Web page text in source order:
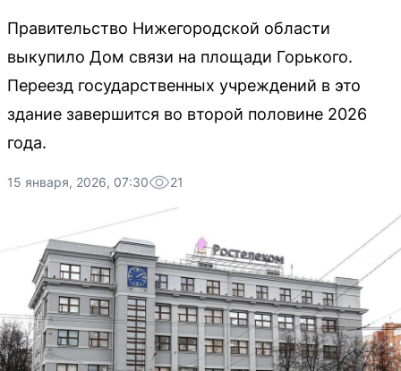
Правительство Нижегородской области
выкупило Дом связи на площади Горького.
Переезд государственных учреждений в это
здание завершится во второй половине 2026
года.
15 января, 2026, 07:30 21